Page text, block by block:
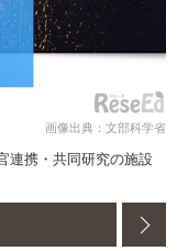
画像出典：文部科学省
連携・共同研究の施設